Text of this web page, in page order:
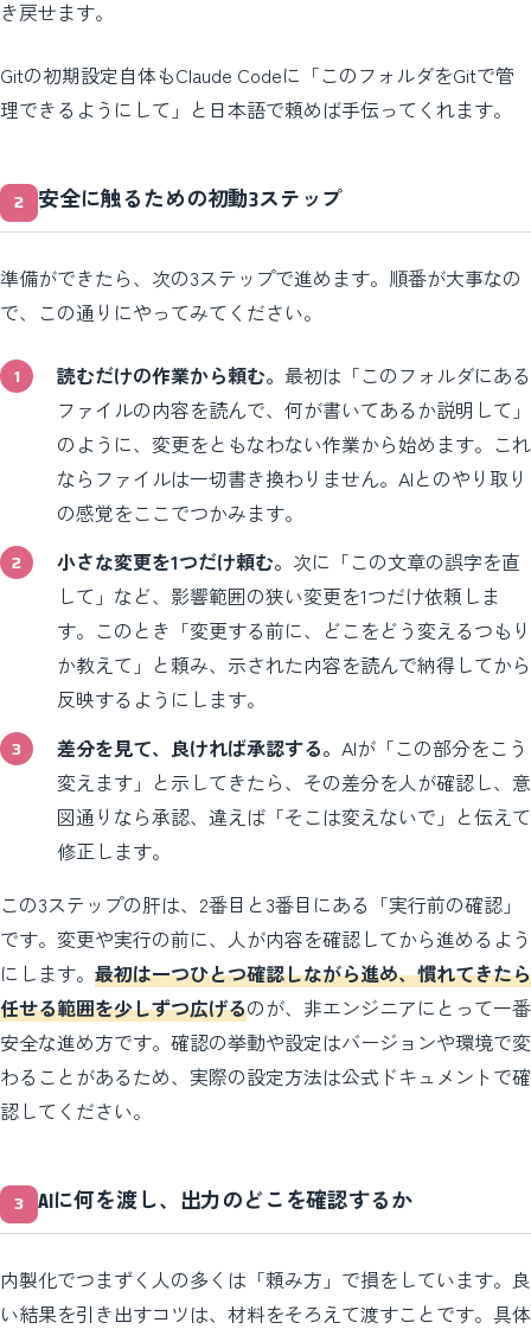
き戻せます。
Gitの初期設定自体もClaude Codeに「このフォルダをGitで管
理できるようにして」と日本語で頼めば手伝ってくれます。
安全に触るための初動3ステップ
準備ができたら、次の3ステップで進めます。順番が大事なの
で、この通りにやってみてください。
読むだけの作業から頼む。 最初は「このフォルダにある
ファイルの内容を読んで、何が書いてあるか説明して」
のように、変更をともなわない作業から始めます。これ
ならファイルは一切書き換わりません。AIとのやり取り
の感覚をここでつかみます。
小さな変更を1つだけ頼む。 次に「この文章の誤字を直
して」など、影響範囲の狭い変更を1つだけ依頼しま
す。このとき「変更する前に、どこをどう変えるつもり
か教えて」と頼み、示された内容を読んで納得してから
反映するようにします。
差分を見て、良ければ承認する。 AIが「この部分をこう
変えます」と示してきたら、その差分を人が確認し、意
図通りなら承認、違えば「そこは変えないで」と伝えて
修正します。
この3ステップの肝は、2番目と3番目にある「実行前の確認」
です。変更や実行の前に、人が内容を確認してから進めるよう
にします。 最初は一つひとつ確認しながら進め、慣れてきたら
任せる範囲を少しずつ広げるのが、非エンジニアにとって一番
安全な進め方です。確認の挙動や設定はバージョンや環境で変
わることがあるため、実際の設定方法は公式ドキュメントで確
認してください。
AIに何を渡し、出力のどこを確認するか
内製化でつまずく人の多くは「頼み方」で損をしています。良
い結果を引き出すコツは、材料をそろえて渡すことです。具体